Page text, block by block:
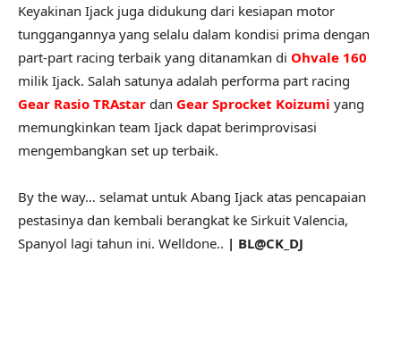
Keyakinan Ijack juga didukung dari kesiapan motor
tunggangannya yang selalu dalam kondisi prima dengan
part-part racing terbaik yang ditanamkan di Ohvale 160
milik Ijack. Salah satunya adalah performa part racing
Gear Rasio TRAstar dan Gear Sprocket Koizumi yang
memungkinkan team Ijack dapat berimprovisasi
mengembangkan set up terbaik.
By the way… selamat untuk Abang Ijack atas pencapaian
pestasinya dan kembali berangkat ke Sirkuit Valencia,
Spanyol lagi tahun ini. Welldone.. | BL@CK_DJ